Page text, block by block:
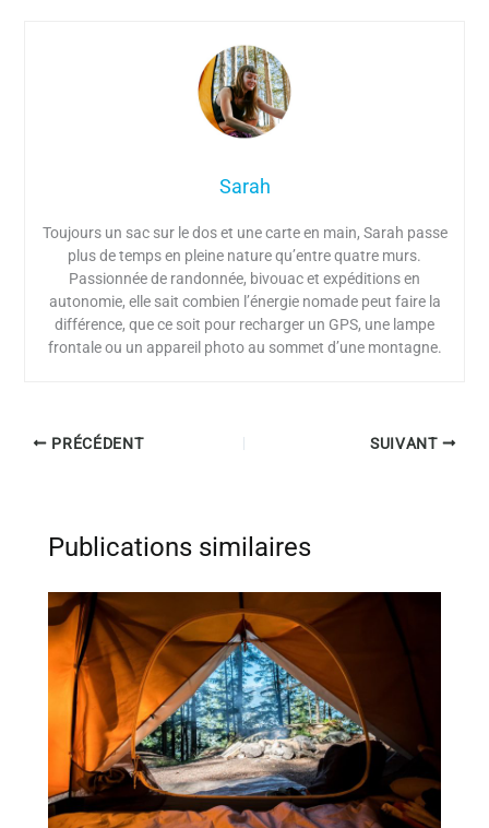
Sarah
Toujours un sac sur le dos et une carte en main, Sarah passe
plus de temps en pleine nature qu’entre quatre murs.
Passionnée de randonnée, bivouac et expéditions en
autonomie, elle sait combien l’énergie nomade peut faire la
différence, que ce soit pour recharger un GPS, une lampe
frontale ou un appareil photo au sommet d’une montagne.
PRÉCÉDENT SUIVANT
Publications similaires